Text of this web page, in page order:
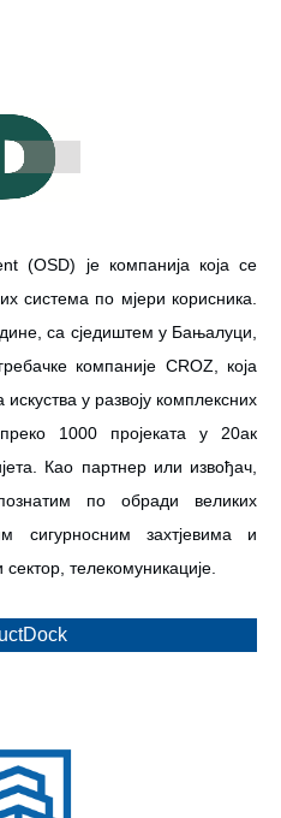
(OSD) је компанија која се
система по мјери корисника.
са сједиштем у Бањалуци,
компаније CROZ, која
у развоју комплексних
1000 пројеката у 20ак
Као партнер или извођач,
по обради великих
сигурносним захтјевима и
телекомуникације.